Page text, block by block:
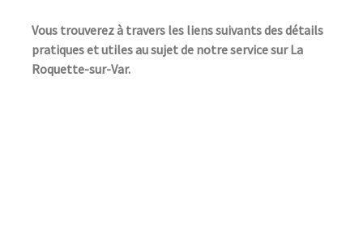
Vous trouverez à travers les liens suivants des détails
pratiques et utiles au sujet de notre service sur La
Roquette-sur-Var.